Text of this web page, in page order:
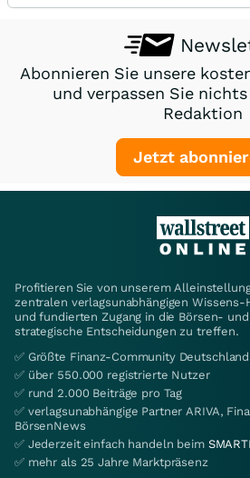
Abonnieren Sie unsere
und verpassen Sie
Redaktion
Jetzt
Profitieren Sie von unserem
zentralen verlagsunabhängigen
und fundierten Zugang in die Börsen-
strategische Entscheidungen zu treffen.
✅ Größte Finanz-Community
✅ über 550.000 registrierte Nutzer
✅ rund 2.000 Beiträge pro Tag
✅ verlagsunabhängige Partner ARIVA,
BörsenNews
✅ Jederzeit einfach handeln beim
✅ mehr als 25 Jahre Marktpräsenz